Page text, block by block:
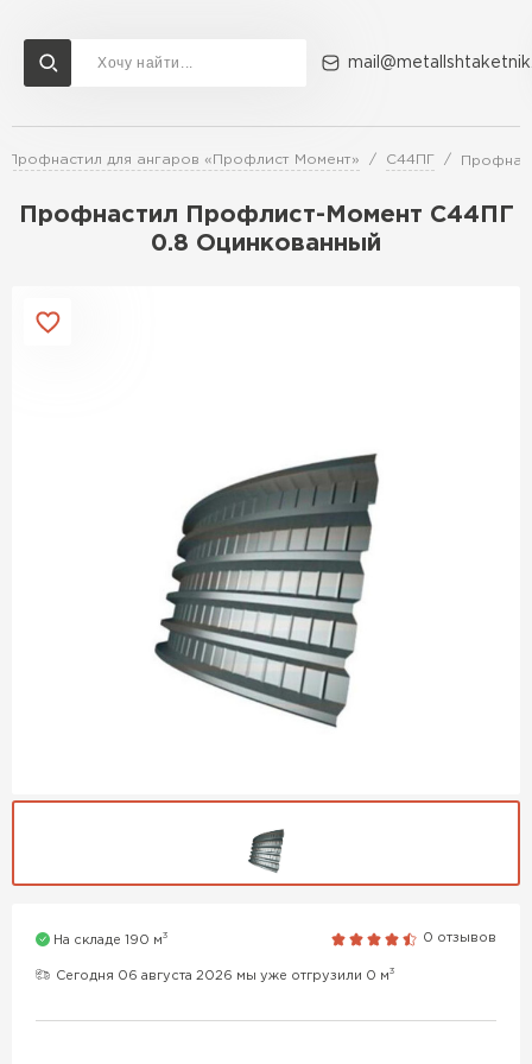
Профнастил для ангаров «Профлист Момент» С44ПГ
Профнастил Профлист-Момент C44ПГ
0.8 Оцинкованный
На складе 190 м3 0 отзывов
Сегодня 06 августа 2026 мы уже отгрузили 0 м3
Доставка и оплата Акции О компании Контакты
Перейти в каталог